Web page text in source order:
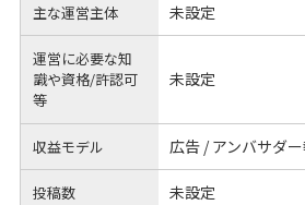
主な運営主体 未設定
運営に必要な知
識や資格/許認可
等
未設定
収益モデル 広告 / アンバサダ
投稿数 未設定